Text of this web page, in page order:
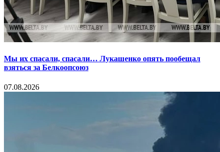
Мы их спасали, спасали… Лукашенко опять пообещал
взяться за Белкоопсоюз
07.08.2026